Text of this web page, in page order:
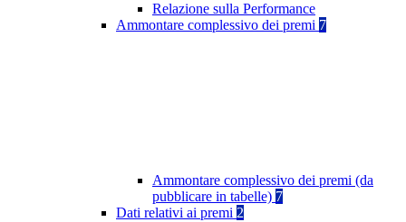
Relazione sulla Performance
Ammontare complessivo dei premi 7
Ammontare complessivo dei premi (da
pubblicare in tabelle) 7
Dati relativi ai premi 2